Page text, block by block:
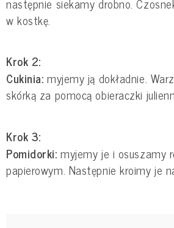
w kostkę.
Krok 2:
Cukinia: myjemy ją dokładnie.
skórką za pomocą obieraczki
Krok 3:
Pomidorki: myjemy je i osuszamy
papierowym. Następnie kroimy je